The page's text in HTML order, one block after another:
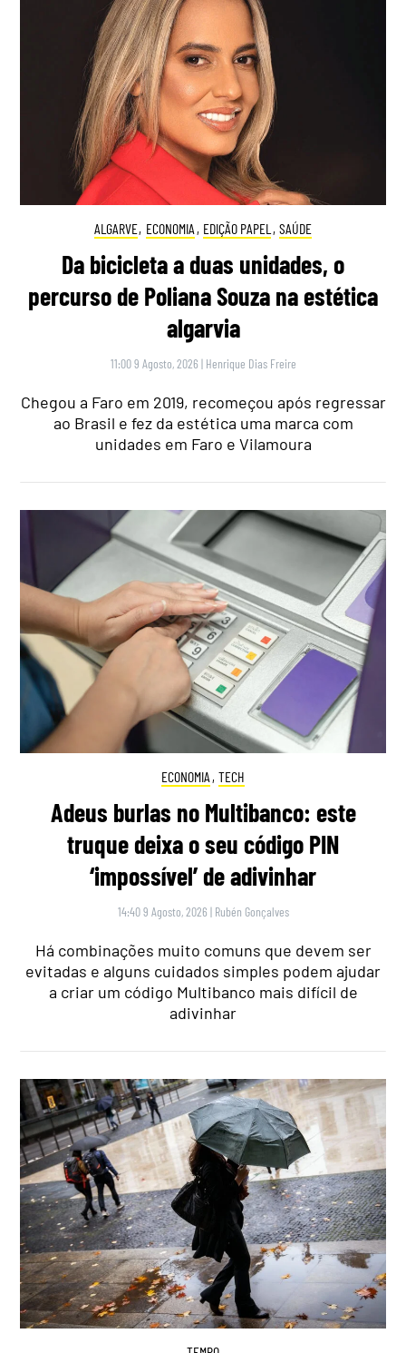
ALGARVE, ECONOMIA , EDIÇÃO PAPEL , SAÚDE
Da bicicleta a duas unidades, o
percurso de Poliana Souza na estética
algarvia
11:00 9 Agosto, 2026 | Henrique Dias Freire
Chegou a Faro em 2019, recomeçou após regressar
ao Brasil e fez da estética uma marca com
unidades em Faro e Vilamoura
ECONOMIA , TECH
Adeus burlas no Multibanco: este
truque deixa o seu código PIN
‘impossível’ de adivinhar
14:40 9 Agosto, 2026 | Rubén Gonçalves
Há combinações muito comuns que devem ser
evitadas e alguns cuidados simples podem ajudar
a criar um código Multibanco mais difícil de
adivinhar